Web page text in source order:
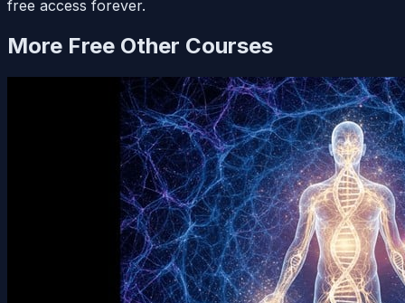
free access forever.
More Free Other Courses